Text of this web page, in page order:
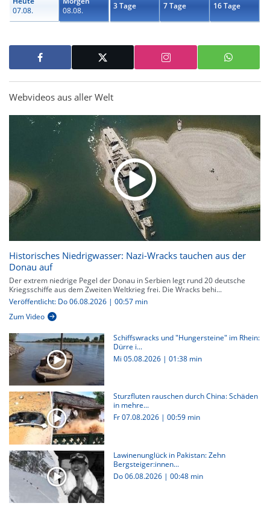
07.08.
08.08.
3 Tage 7 Tage 16 Tage
Webvideos aus aller Welt
Historisches Niedrigwasser: Nazi-Wracks tauchen aus der
Donau auf
Der extrem niedrige Pegel der Donau in Serbien legt rund 20 deutsche
Kriegsschiffe aus dem Zweiten Weltkrieg frei. Die Wracks behi...
Veröffentlicht: Do 06.08.2026 | 00:57 min
Zum Video
Schiffswracks und "Hungersteine" im Rhein:
Dürre i...
Mi 05.08.2026 | 01:38 min
Sturzfluten rauschen durch China: Schäden
in mehre...
Fr 07.08.2026 | 00:59 min
Lawinenunglück in Pakistan: Zehn
Bergsteiger:innen...
Do 06.08.2026 | 00:48 min